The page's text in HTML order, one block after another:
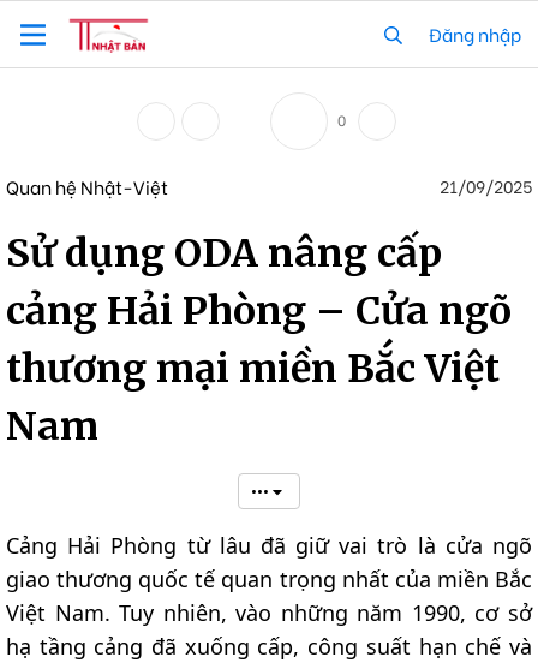
Đăng nhập
0
Quan hệ Nhật-Việt 21/09/2025
Sử dụng ODA nâng cấp
cảng Hải Phòng – Cửa ngõ
thương mại miền Bắc Việt
Nam
•••
Cảng Hải Phòng từ lâu đã giữ vai trò là cửa ngõ
giao thương quốc tế quan trọng nhất của miền Bắc
Việt Nam. Tuy nhiên, vào những năm 1990, cơ sở
hạ tầng cảng đã xuống cấp, công suất hạn chế và